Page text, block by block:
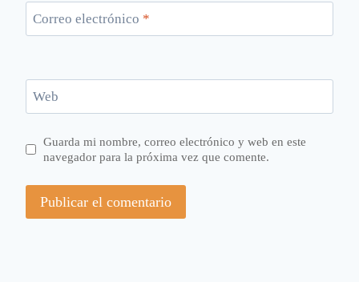
Correo electrónico *
Web
Guarda mi nombre, correo electrónico y web en este
navegador para la próxima vez que comente.